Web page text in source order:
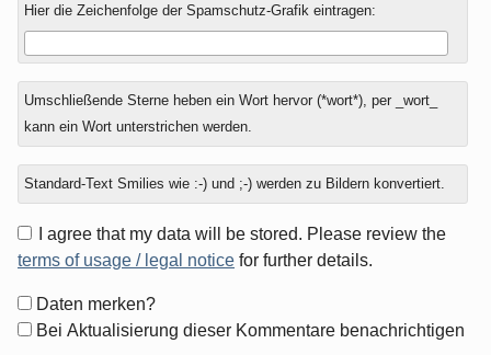
Hier die Zeichenfolge der Spamschutz-Grafik eintragen:
Umschließende Sterne heben ein Wort hervor (*wort*), per _wort_
kann ein Wort unterstrichen werden.
Standard-Text Smilies wie :-) und ;-) werden zu Bildern konvertiert.
I agree that my data will be stored. Please review the
terms of usage / legal notice for further details.
Formular-
Optionen
Daten merken?
Bei Aktualisierung dieser Kommentare benachrichtigen